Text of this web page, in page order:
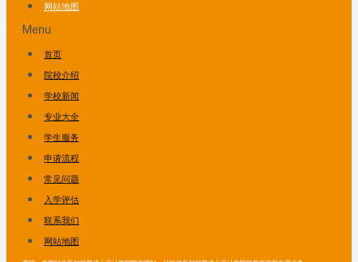
网站地图
Menu
首页
院校介绍
学校新闻
专业大全
学生服务
申请流程
常见问题
入学评估
联系我们
网站地图